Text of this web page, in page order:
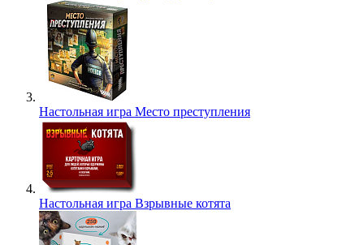
Настольная игра Место преступления
Настольная игра Взрывные котята